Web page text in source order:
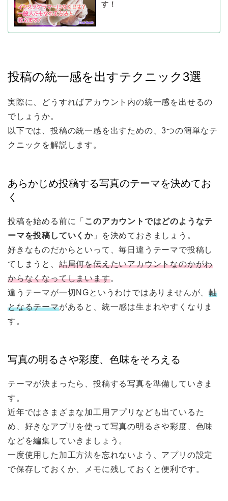
す！
投稿の統一感を出すテクニック3選
実際に、どうすればアカウント内の統一感を出せるの
でしょうか。
以下では、投稿の統一感を出すための、3つの簡単なテ
クニックを解説します。
あらかじめ投稿する写真のテーマを決めてお
く
投稿を始める前に「 このアカウントではどのようなテ
ーマを投稿していくか 」を決めておきましょう。
好きなものだからといって、毎日違うテーマで投稿し
てしまうと、 結局何を伝えたいアカウントなのかがわ
からなくなってしまいます。
違うテーマが一切NGというわけではありませんが、軸
となるテーマがあると、統一感は生まれやすくなりま
す。
写真の明るさや彩度、色味をそろえる
テーマが決まったら、投稿する写真を準備していきま
す。
近年ではさまざまな加工用アプリなども出ているた
め、好きなアプリを使って写真の明るさや彩度、色味
などを編集していきましょう。
一度使用した加工方法を忘れないよう、アプリの設定
で保存しておくか、メモに残しておくと便利です。